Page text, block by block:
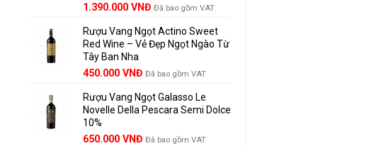
Giá
là:
1.529.000 VNĐ.
1.390.000 VNĐGiá
tại
là:
Đã bao gồm VAT
Rượu Vang Ngọt Actino Sweet
Red Wine – Vẻ Đẹp Ngọt Ngào Từ
Tây Ban Nha
450.000 VNĐ Đã bao gồm VAT
Rượu Vang Ngọt Galasso Le
Novelle Della Pescara Semi Dolce
10%
650.000 VNĐ Đã bao gồm VAT